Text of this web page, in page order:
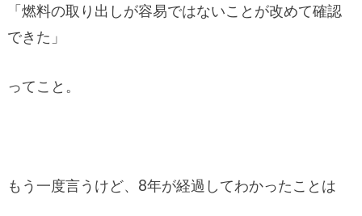
「燃料の取り出しが容易ではないことが改めて確認
できた」
ってこと。
もう一度言うけど、8年が経過してわかったことは